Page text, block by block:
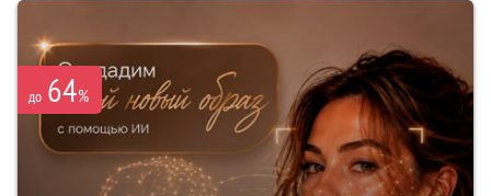
до 64%